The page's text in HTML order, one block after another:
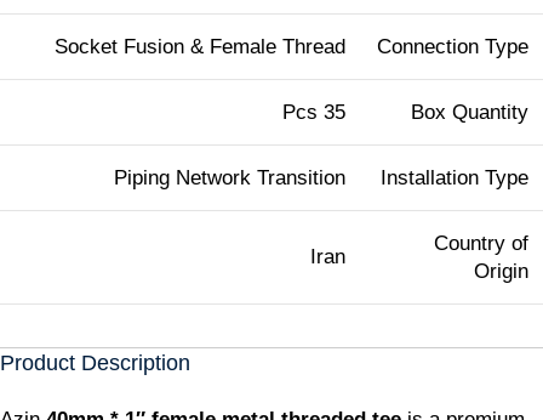
Connection Type
Socket Fusion & Female Thread
Box Quantity
35 Pcs
Installation Type
Piping Network Transition
Country of
Origin
Iran
Product Description